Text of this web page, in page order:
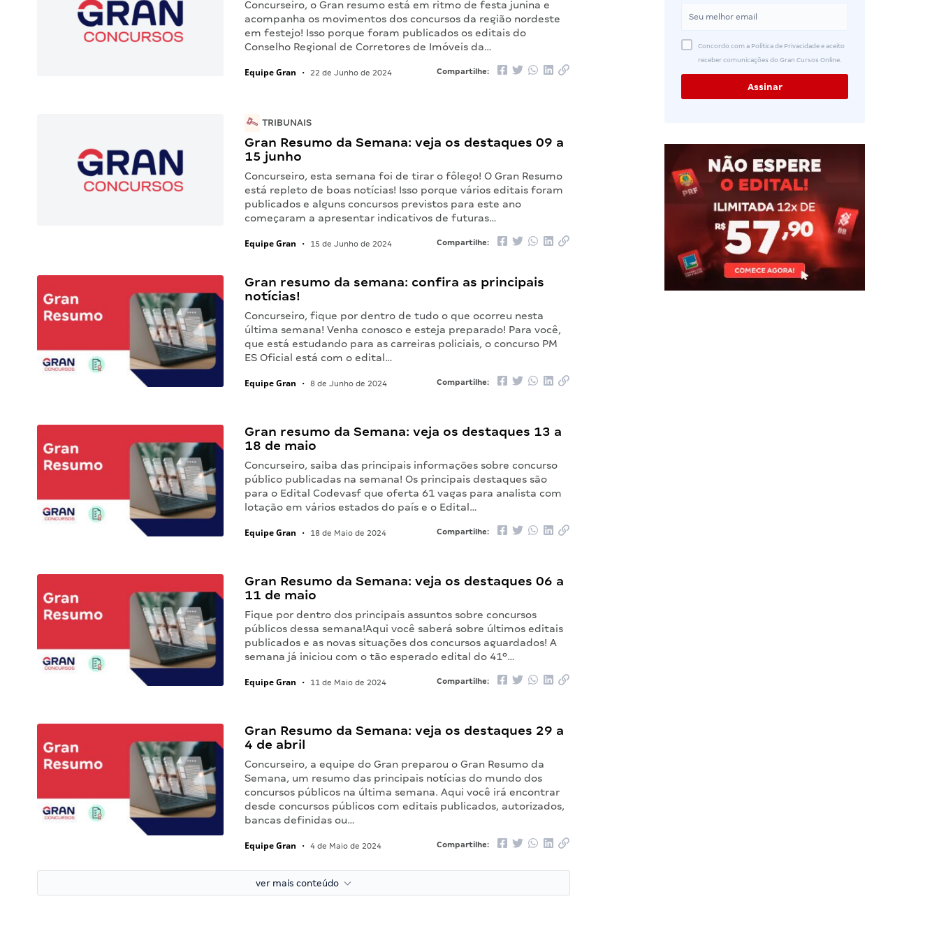
Concurseiro, o Gran resumo está em ritmo de festa junina e
acompanha os movimentos dos concursos da região nordeste
em festejo! Isso porque foram publicados os editais do
Conselho Regional de Corretores de Imóveis da…
Equipe Gran • 22 de Junho de 2024 Compartilhe:
TRIBUNAIS
Gran Resumo da Semana: veja os destaques 09 a
15 junho
Concurseiro, esta semana foi de tirar o fôlego! O Gran Resumo
está repleto de boas notícias! Isso porque vários editais foram
publicados e alguns concursos previstos para este ano
começaram a apresentar indicativos de futuras…
Equipe Gran • 15 de Junho de 2024 Compartilhe:
Gran resumo da semana: confira as principais
notícias!
Concurseiro, fique por dentro de tudo o que ocorreu nesta
última semana! Venha conosco e esteja preparado! Para você,
que está estudando para as carreiras policiais, o concurso PM
ES Oficial está com o edital…
Equipe Gran • 8 de Junho de 2024 Compartilhe:
Gran resumo da Semana: veja os destaques 13 a
18 de maio
Concurseiro, saiba das principais informações sobre concurso
público publicadas na semana! Os principais destaques são
para o Edital Codevasf que oferta 61 vagas para analista com
lotação em vários estados do país e o Edital…
Equipe Gran • 18 de Maio de 2024 Compartilhe:
Gran Resumo da Semana: veja os destaques 06 a
11 de maio
Fique por dentro dos principais assuntos sobre concursos
públicos dessa semana!Aqui você saberá sobre últimos editais
publicados e as novas situações dos concursos aguardados! A
semana já iniciou com o tão esperado edital do 41º…
Equipe Gran • 11 de Maio de 2024 Compartilhe:
Gran Resumo da Semana: veja os destaques 29 a
4 de abril
Concurseiro, a equipe do Gran preparou o Gran Resumo da
Semana, um resumo das principais notícias do mundo dos
concursos públicos na última semana. Aqui você irá encontrar
desde concursos públicos com editais publicados, autorizados,
bancas definidas ou…
Equipe Gran • 4 de Maio de 2024 Compartilhe:
ver mais conteúdo
Concordo com a Política de Privacidade e aceito
receber comunicações do Gran Cursos Online.